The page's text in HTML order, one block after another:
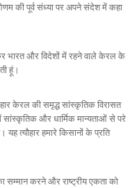
ओणम की पूर्व संध्या पर अपने संदेश में कहा
भारत और विदेशों में रहने वाले केरल के
हूं।
केरल की समृद्ध सांस्कृतिक विरासत
सांस्कृतिक और धार्मिक मान्यताओं से परे
त्यौहार हमारे किसानों के प्रति
सम्मान करने और राष्ट्रीय एकता को